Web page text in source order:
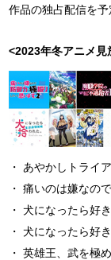
作品の独占配信を予
<2023年冬アニメ見
あやかしトライ
痛いのは嫌なの
犬になったら好
犬になったら好
英雄王、武を極